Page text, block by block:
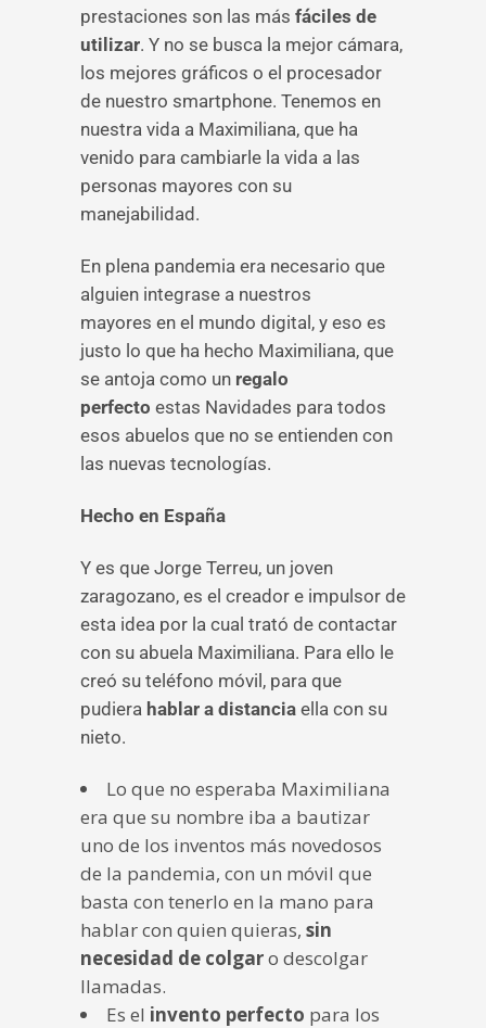
prestaciones son las más fáciles de
utilizar. Y no se busca la mejor cámara,
los mejores gráficos o el procesador
de nuestro smartphone. Tenemos en
nuestra vida a Maximiliana, que ha
venido para cambiarle la vida a las
personas mayores con su
manejabilidad.
En plena pandemia era necesario que
alguien integrase a nuestros
mayores en el mundo digital, y eso es
justo lo que ha hecho Maximiliana, que
se antoja como un regalo
perfecto estas Navidades para todos
esos abuelos que no se entienden con
las nuevas tecnologías.
Hecho en España
Y es que Jorge Terreu, un joven
zaragozano, es el creador e impulsor de
esta idea por la cual trató de contactar
con su abuela Maximiliana. Para ello le
creó su teléfono móvil, para que
pudiera hablar a distancia ella con su
nieto.
Lo que no esperaba Maximiliana
era que su nombre iba a bautizar
uno de los inventos más novedosos
de la pandemia, con un móvil que
basta con tenerlo en la mano para
hablar con quien quieras, sin
necesidad de colgaro descolgar
llamadas.
Es el invento perfecto para los